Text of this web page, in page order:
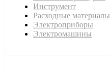
Инструмент
Расходные материалы
Электроприборы
Электромашины